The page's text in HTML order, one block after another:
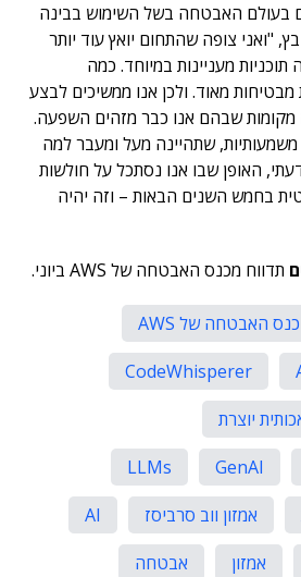
בעולם האבטחה בשל השימוש בבינה
"ואני צופה שהתחום יואץ עוד יותר
מעניינות במיוחד. כמה
מבטיחות מאוד. ולכן אנו ממשיכים לבצע
מקומות שבהם אנו כבר מזהים השפעה.
שתהיינה מעל ומעבר למה
האופן שבו אנו נסתכל על חולשות
בחמש השנים הבאות – וזה יהיה
תדווח מכנס האבטחה של AWS ביוני.
כנס האבטחה של AWS
CodeWhisperer
יוצרת
GenAI
LLMs
אמזון ווב סרביסז
AI
אמזון אבטחה